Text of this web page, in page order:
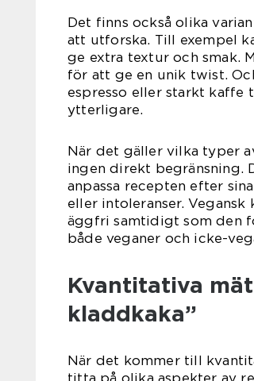
Det finns också olika
att utforska. Till exempel
ge extra textur och smak.
för att ge en unik twist.
espresso eller starkt kaffe
ytterligare.
När det gäller vilka typer
ingen direkt begränsning.
anpassa recepten efter
eller intoleranser.
äggfri samtidigt som den
både veganer och icke-
Kvantitativa
kladdkaka”
När det kommer till